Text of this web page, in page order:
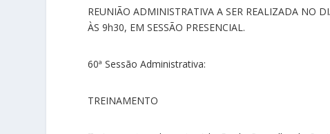
REUNIÃO ADMINISTRATIVA A SER REALIZADA NO
ÀS 9h30, EM SESSÃO PRESENCIAL.
60ª Sessão Administrativa:
TREINAMENTO